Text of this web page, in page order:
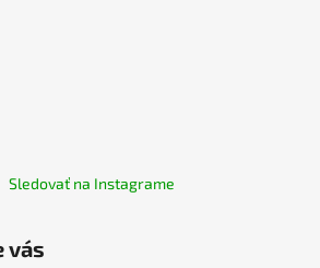
Sledovať na Instagrame
vás